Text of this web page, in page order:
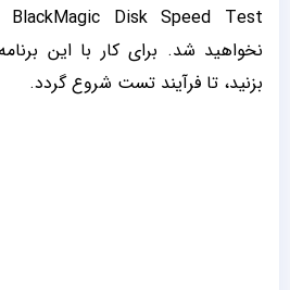
بزنید، تا فرآیند تست شروع گردد.